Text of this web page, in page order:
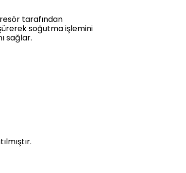
tarafından
soğutma işlemini
sağlar.